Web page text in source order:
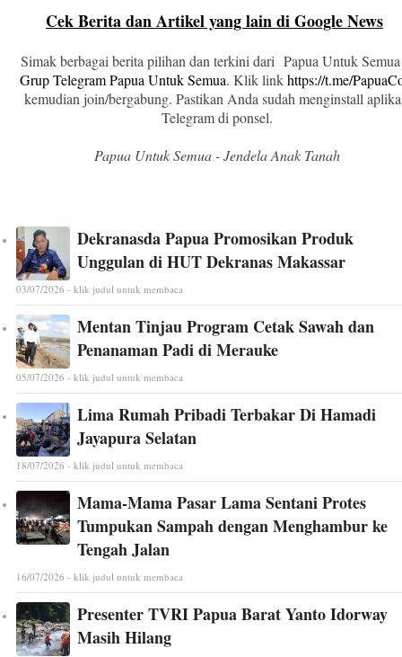
Cek Berita dan Artikel yang lain di Google News
Simak berbagai berita pilihan dan terkini dari Papua Untuk
Grup Telegram Papua Untuk Semua. Klik linkhttps://t.me/
kemudian join/bergabung. Pastikan Anda sudah menginstall
Telegram di ponsel.
Papua Untuk Semua - Jendela Anak Tanah
Dekranasda Papua Promosikan Produk
Unggulan di HUT Dekranas Makassar
03/07/2026 - klik judul untuk membaca
Mentan Tinjau Program Cetak Sawah dan
Penanaman Padi di Merauke
05/07/2026 - klik judul untuk membaca
Lima Rumah Pribadi Terbakar Di Hamadi
Jayapura Selatan
18/07/2026 - klik judul untuk membaca
Mama-Mama Pasar Lama Sentani Protes
Tumpukan Sampah dengan Menghambur ke
Tengah Jalan
16/07/2026 - klik judul untuk membaca
Presenter TVRI Papua Barat Yanto Idorway
Masih Hilang